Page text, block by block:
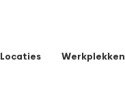
Locaties Werkplekken